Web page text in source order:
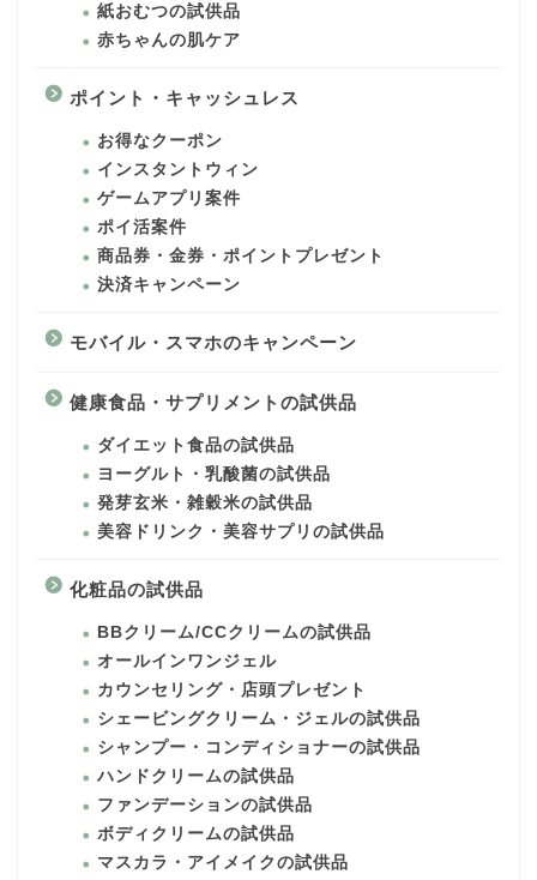
紙おむつの試供品
赤ちゃんの肌ケア
ポイント・キャッシュレス
お得なクーポン
インスタントウィン
ゲームアプリ案件
ポイ活案件
商品券・金券・ポイントプレゼント
決済キャンペーン
モバイル・スマホのキャンペーン
健康食品・サプリメントの試供品
ダイエット食品の試供品
ヨーグルト・乳酸菌の試供品
発芽玄米・雑穀米の試供品
美容ドリンク・美容サプリの試供品
化粧品の試供品
BBクリーム/CCクリームの試供品
オールインワンジェル
カウンセリング・店頭プレゼント
シェービングクリーム・ジェルの試供品
シャンプー・コンディショナーの試供品
ハンドクリームの試供品
ファンデーションの試供品
ボディクリームの試供品
マスカラ・アイメイクの試供品